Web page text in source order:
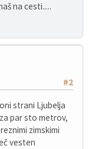
na cesti.....
#2
strani Ljubelja
par sto metrov,
zimskimi
vesten